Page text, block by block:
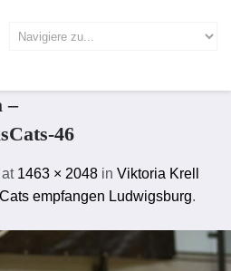
–
46
at 1463 × 2048 in Viktoria Krell
empfangen Ludwigsburg.